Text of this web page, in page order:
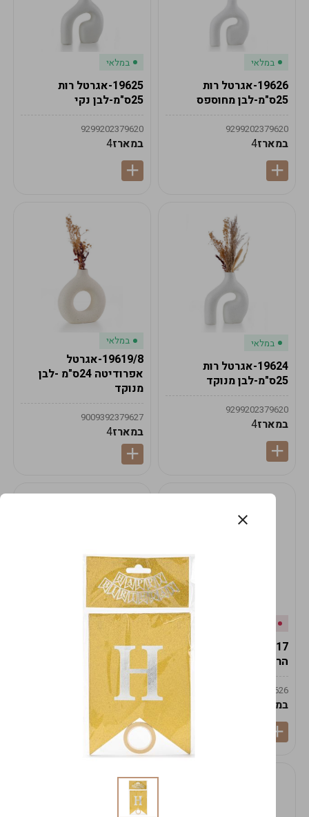
במלאי
19626-אגרטל רות
25ס"מ-לבן מחוספס
9299202379620
במארז4
במלאי
19625-אגרטל רות
25ס"מ-לבן נקי
9299202379620
במארז4
במלאי
19624-אגרטל רות
25ס"מ-לבן מנוקד
9299202379620
במארז4
במלאי
19619/8-אגרטל
אפרודיטה 24ס"מ -לבן
מנוקד
9009392379627
במארז4
הרמס 19ס"מ -לבן נקי
9009492379626
במארז
במלאי
19617/6-אגרטל הרמס
9009492379626
במארז